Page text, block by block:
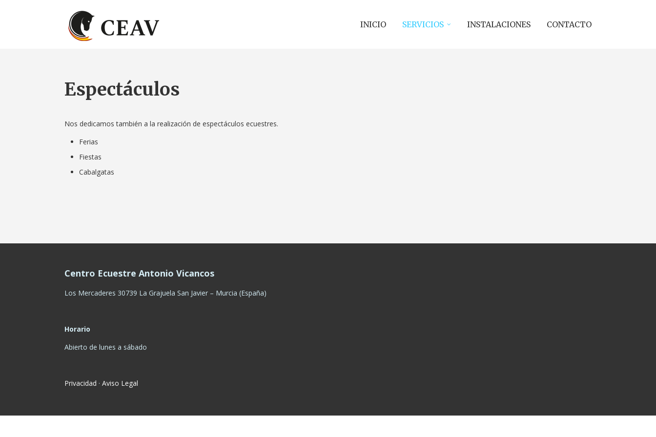
INICIO SERVICIOS INSTALACIONES CONTACTO
Espectáculos
Nos dedicamos también a la realización de espectáculos ecuestres.
Ferias
Fiestas
Cabalgatas
Centro Ecuestre Antonio Vicancos
Los Mercaderes 30739 La Grajuela San Javier – Murcia (España)
Horario
Abierto de lunes a sábado
Privacidad · Aviso Legal